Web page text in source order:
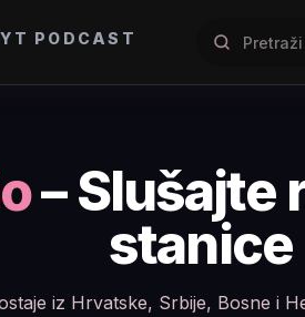
YT PODCAST
– Slušajte
stanice
iz Hrvatske, Srbije, Bosne i